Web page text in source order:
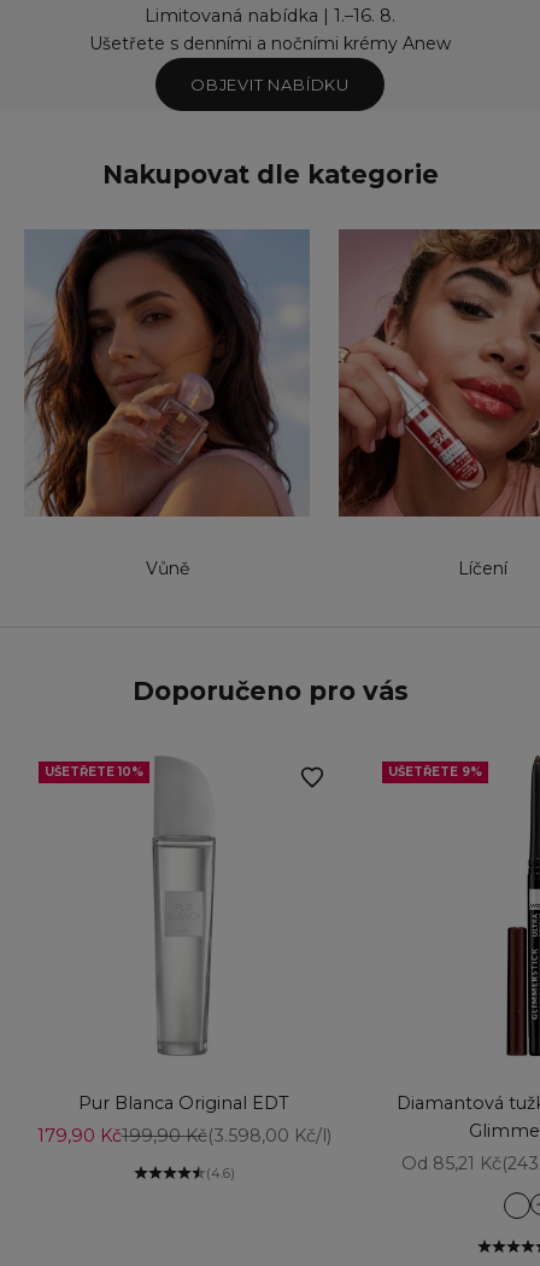
Limitovaná nabídka | 1.–16. 8.
Ušetřete s denními a nočními krémy Anew
OBJEVIT NABÍDKU
Nakupovat dle kategorie
Vůně Líčení
Doporučeno pro vás
UŠETŘETE 10%
Pur Blanca Original EDT
Prodejní cena
179,90 KčBěžná cena
199,90 Kč(3.598,00 Kč/l)
(4.6)
UŠETŘETE 9%
Diamantová
Prodejní cena
Od 85,21 Kč